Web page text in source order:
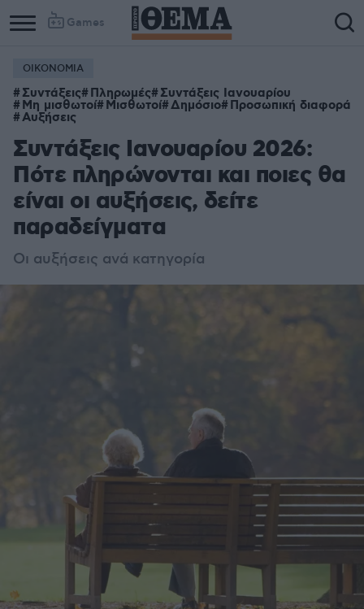
Games
ΟΙΚΟΝΟΜΙΑ
Συντάξεις Πληρωμές Συντάξεις Ιανουαρίου
Μη μισθωτοί Μισθωτοί Δημόσιο Προσωπική διαφορά
Αυξήσεις
Συντάξεις Ιανουαρίου 2026:
Πότε πληρώνονται και ποιες θα
είναι οι αυξήσεις, δείτε
παραδείγματα
Οι αυξήσεις ανά κατηγορία